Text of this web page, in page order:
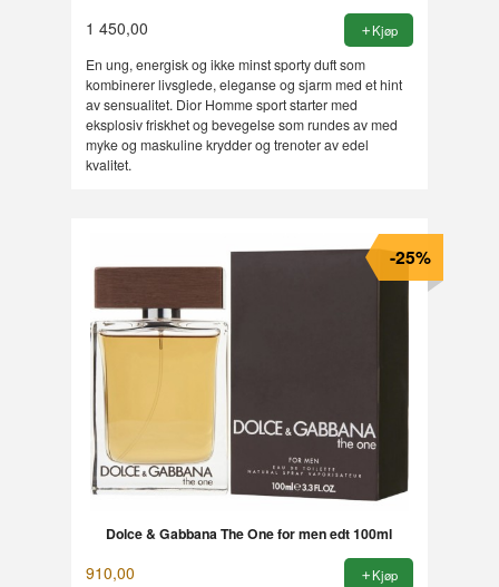
1 450,00 Kjøp
En ung, energisk og ikke minst sporty duft som
kombinerer livsglede, eleganse og sjarm med et hint
av sensualitet. Dior Homme sport starter med
eksplosiv friskhet og bevegelse som rundes av med
myke og maskuline krydder og trenoter av edel
kvalitet.
Dolce & Gabbana The One for men edt 100ml
910,00
-25%
Kjøp